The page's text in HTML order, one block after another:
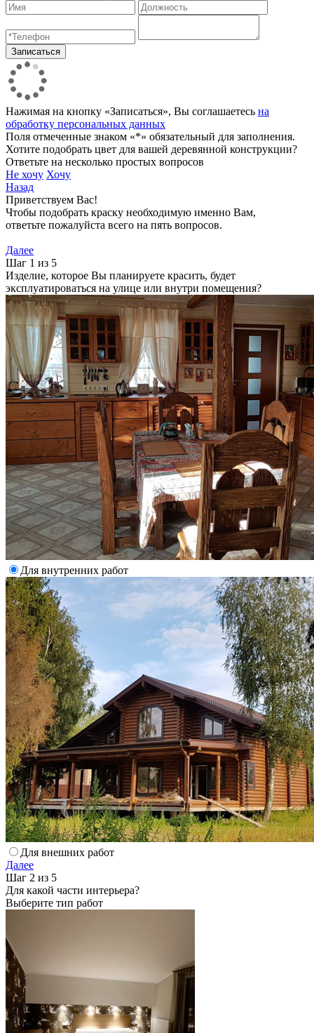
Нажимая на кнопку «Записаться», Вы соглашаетесь на
обработку персональных данных
Поля отмеченные знаком «*» обязательный для заполнения.
Хотите подобрать цвет для вашей деревянной конструкции?
Ответьте на несколько простых вопросов
Не хочу Хочу
Назад
Приветствуем Вас!
Чтобы подобрать краску необходимую именно Вам,
ответьте пожалуйста всего на пять вопросов.
Далее
Шаг 1 из 5
Изделие, которое Вы планируете красить, будет
эксплуатироваться на улице или внутри помещения?
Для внутренних работ
Для внешних работ
Далее
Шаг 2 из 5
Для какой части интерьера?
Выберите тип работ